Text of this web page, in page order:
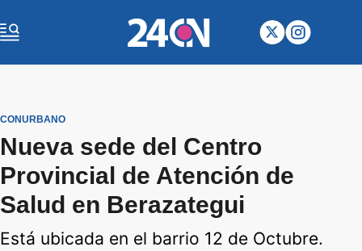
CONURBANO
Nueva sede del Centro
Provincial de Atención de
Salud en Berazategui
Está ubicada en el barrio 12 de Octubre.